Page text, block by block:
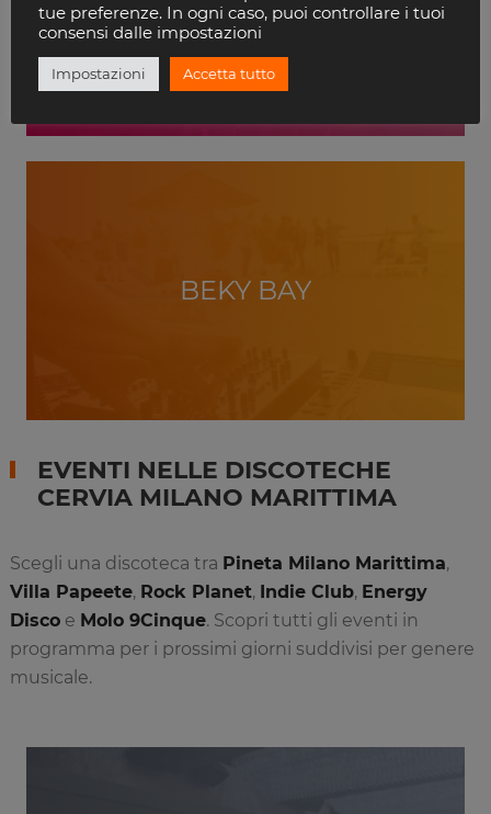
RICCIONE
BEKY BAY
EVENTI NELLE DISCOTECHE
CERVIA MILANO MARITTIMA
Scegli una discoteca tra Pineta Milano Marittima,
Villa Papeete, Rock Planet, Indie Club, Energy
Discoe Molo 9Cinque. Scopri tutti gli eventi in
programma per i prossimi giorni suddivisi per genere
musicale.
tue preferenze. In ogni caso, puoi controllare i tuoi
consensi dalle impostazioni
Impostazioni Accetta tutto